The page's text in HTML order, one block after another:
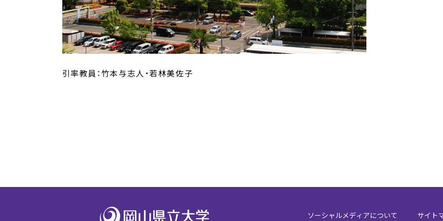
引率教員：竹本与志人・若林美佐子
ソーシャルメディアについて サイト